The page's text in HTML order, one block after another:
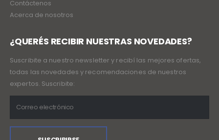
Contáctenos
Acerca de nosotros
¿QUERÉS RECIBIR NUESTRAS NOVEDADES?
Suscribite a nuestro newsletter y recibí las mejores ofertas,
todas las novedades y recomendaciones de nuestros
expertos. Suscribite: